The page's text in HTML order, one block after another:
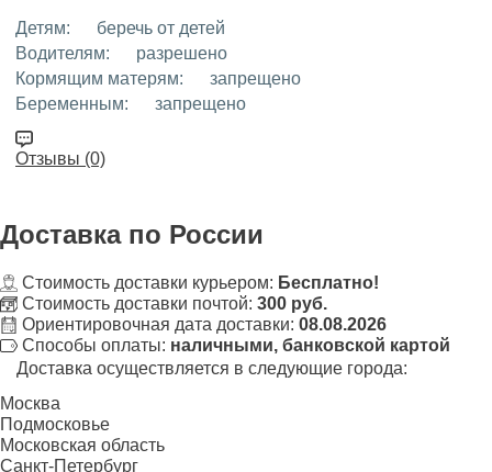
Детям:
беречь от детей
Водителям:
разрешено
Кормящим матерям:
запрещено
Беременным:
запрещено
Отзывы (0)
Доставка по России
Стоимость доставки курьером: Бесплатно!
Стоимость доставки почтой: 300 руб.
Ориентировочная дата доставки: 08.08.2026
Способы оплаты: наличными, банковской картой
Доставка осуществляется в следующие города:
Москва
Подмосковье
Московская область
Санкт-Петербург